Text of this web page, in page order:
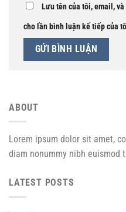
Lưu tên của tôi, email,
cho lần bình luận kế tiếp của
ABOUT
Lorem ipsum dolor sit amet,
diam nonummy nibh euismod
LATEST POSTS